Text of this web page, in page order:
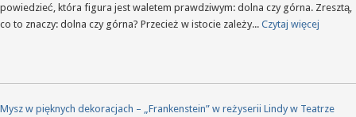
powiedzieć, która figura jest waletem prawdziwym: dolna czy górna. Zresztą,
co to znaczy: dolna czy górna? Przecież w istocie zależy... Czytaj więcej
Mysz w pięknych dekoracjach – „Frankenstein” w reżyserii Lindy w Teatrze